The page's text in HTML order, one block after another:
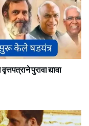
पुरावा द्यावा